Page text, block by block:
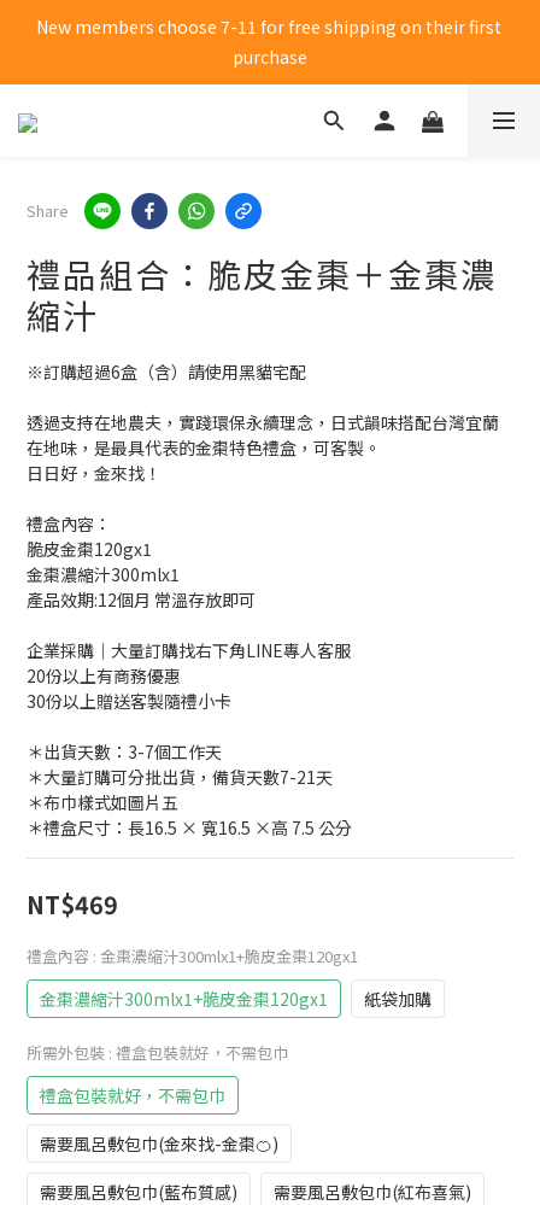
New members choose 7-11 for free shipping on their first
purchase
New members choose 7-11 for free shipping on their first
purchase
Click me to receive 50 yuan shopping credit
New members choose 7-11 for free shipping on their first
purchase
Share
禮品組合：脆皮金棗＋金棗濃
縮汁
※訂購超過6盒（含）請使用黑貓宅配
透過支持在地農夫，實踐環保永續理念，日式韻味搭配台灣宜蘭
在地味，是最具代表的金棗特色禮盒，可客製。
日日好，金來找！
禮盒內容：
脆皮金棗120gx1
金棗濃縮汁300mlx1
產品效期:12個月 常溫存放即可
企業採購｜大量訂購找右下角LINE專人客服
20份以上有商務優惠
30份以上贈送客製隨禮小卡
＊出貨天數：3-7個工作天
＊大量訂購可分批出貨，備貨天數7-21天
＊布巾樣式如圖片五
＊禮盒尺寸：長16.5 × 寬16.5 ×高 7.5 公分
NT$469
禮盒內容 : 金棗濃縮汁300mlx1+脆皮金棗120gx1
金棗濃縮汁300mlx1+脆皮金棗120gx1 紙袋加購
所需外包裝 : 禮盒包裝就好，不需包巾
禮盒包裝就好，不需包巾
需要風呂敷包巾(金來找-金棗🍊)
需要風呂敷包巾(藍布質感)
需要風呂敷包巾(紅布喜氣)